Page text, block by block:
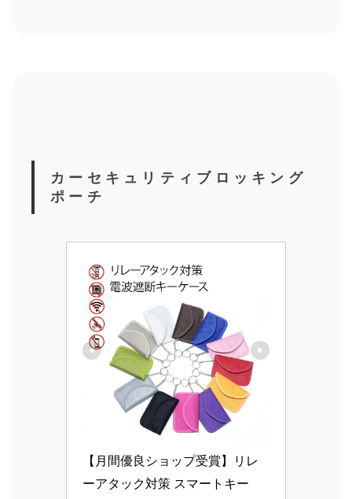
カーセキュリティブロッキング
ポーチ
【月間優良ショップ受賞】リレ
ーアタック対策 スマートキー